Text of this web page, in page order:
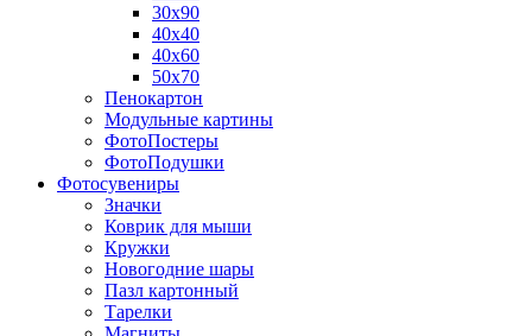
30х90
40х40
40х60
50х70
Пенокартон
Модульные картины
ФотоПостеры
ФотоПодушки
Фотоcувениры
Значки
Коврик для мыши
Кружки
Новогодние шары
Пазл картонный
Тарелки